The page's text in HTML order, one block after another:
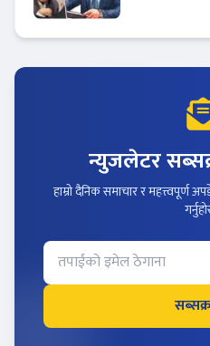
न्युजलेटर
हाम्रो दैनिक समाचार र महत्त्वपूर्ण